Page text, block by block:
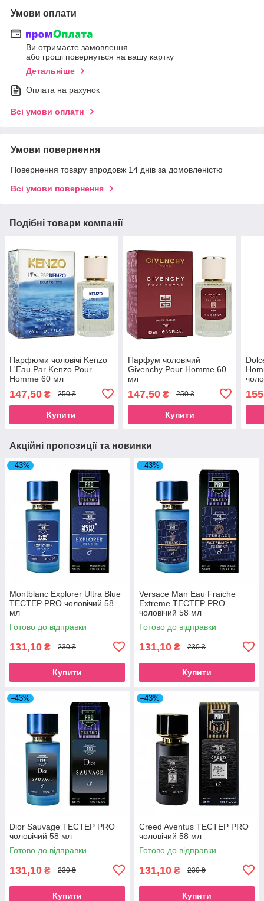
Умови оплати
Ви отримаєте замовлення
або гроші повернуться на вашу картку
Детальніше
Оплата на рахунок
Всі умови оплати
Умови повернення
Повернення товару впродовж 14 днів за домовленістю
Всі умови повернення
Подібні товари компанії
Парфюми чоловічі Kenzo
L'Eau Par Kenzo Pour
Homme 60 мл
147,50 ₴ 250 ₴
Купити
Парфум чоловічий
Givenchy Pour Homme 60
мл
147,50₴ 250 ₴
Купити
155
Акційні пропозиції та новинки
–43%
Montblanc Explorer Ultra Blue
TECТЕР PRO чоловічий 58
мл
Готово до відправки
131,10 ₴ 230 ₴
Купити
–43%
Versace Man Eau Fraiche
Extreme ТЕСТЕР PRO
чоловічий 58 мл
Готово до відправки
131,10 ₴ 230 ₴
Купити
–43%
Dior Sauvage ТЕСТЕР PRO
чоловічий 58 мл
Готово до відправки
131,10 ₴ 230 ₴
Купити
–43%
Creed Aventus ТЕСТЕР PRO
чоловічий 58 мл
Готово до відправки
131,10 ₴ 230 ₴
Купити